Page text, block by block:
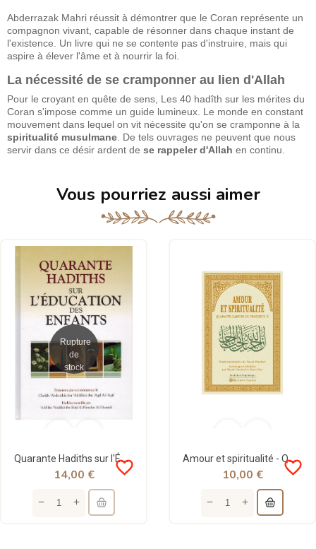
Abderrazak Mahri réussit à démontrer que le Coran représente un
compagnon vivant, capable de résonner dans chaque instant de
l'existence. Un livre qui ne se contente pas d'instruire, mais qui
aspire à élever l'âme et à nourrir la foi.
La nécessité de se cramponner au lien d'Allah
Pour le croyant en quête de sens, Les 40 hadîth sur les mérites du
Coran s'impose comme un guide lumineux. Le monde en constant
mouvement dans lequel on vit nécessite qu'on se cramponne à la
spiritualité musulmane . De tels ouvrages ne peuvent que nous
servir dans ce désir ardent de se rappeler d'Allah en continu.
Vous pourriez aussi aimer
Rupture
de
stock
Quarante Hadiths sur l'Éducation des Enfants - Shaykh Al-'Aqil - Daroussalam
favorite_border
14,00 €
Amour et spiritualité - Quarante hadiths du Prophète - Tasnim
favorite_border
10,00 €